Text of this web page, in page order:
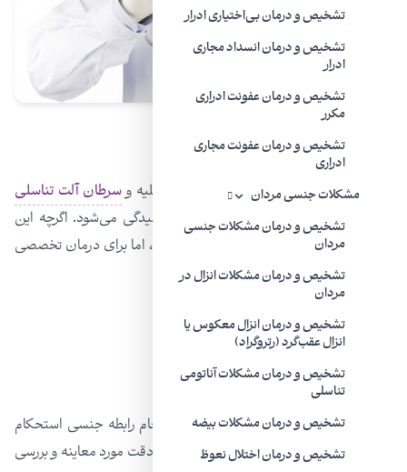
تشخیص و درمان بی‌اختیاری ادرار
تشخیص و درمان انسداد مجاری
ادرار
تشخیص و درمان عفونت ادراری
مکرر
تشخیص و درمان عفونت مجاری
ادراری
مشکلات جنسی مردان
تشخیص و درمان مشکلات جنسی
مردان
تشخیص و درمان مشکلات انزال در
مردان
تشخیص و درمان انزال معکوس یا
انزال عقب‌گرد (رتروگراد)
تشخیص و درمان مشکلات آناتومی
تناسلی
تشخیص و درمان مشکلات بیضه
تشخیص و درمان اختلال نعوظ
سرطان‌ها
سرطان پروستات،سرطان بیضه ، سرطان کلیه وسرطان آلت تناسلی
بیشتر توسط پزشکان اورولوژیست رسیدگی می‌شود. اگرچه این
مسائل توسط هر پزشکی قابل تشخیص است، اما برای درمان تخصصی
باید فقط به متخصص اورولوژی مراجعه کنید.
اختلال نعوظ
در این شرایط آلت تناسلی نمی‌تواند برای انجام رابطه جنسی استحکام
کافی را بدست بیاورد. در این شرایط، مردان با دقت مورد معاینه و بررسی